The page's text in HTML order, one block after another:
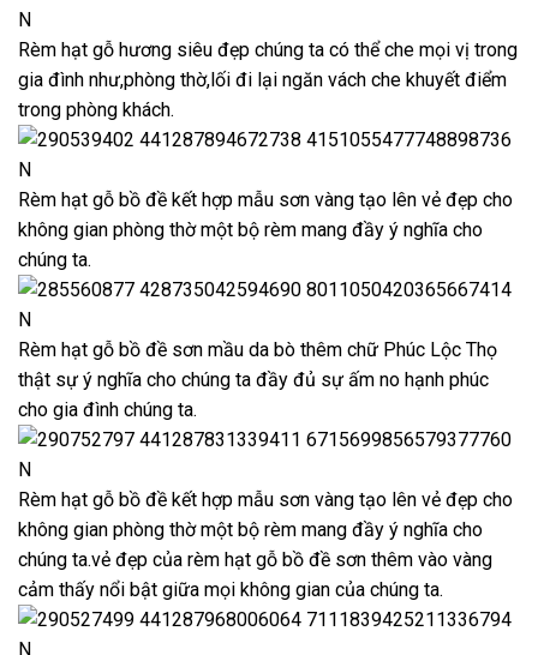
Rèm hạt gỗ hương siêu đẹp chúng ta có thể che mọi vị trong
gia đình như,phòng thờ,lối đi lại ngăn vách che khuyết điểm
trong phòng khách.
Rèm hạt gỗ bồ đề kết hợp mẫu sơn vàng tạo lên vẻ đẹp cho
không gian phòng thờ một bộ rèm mang đầy ý nghĩa cho
chúng ta.
Rèm hạt gỗ bồ đề sơn mầu da bò thêm chữ Phúc Lộc Thọ
thật sự ý nghĩa cho chúng ta đầy đủ sự ấm no hạnh phúc
cho gia đình chúng ta.
Rèm hạt gỗ bồ đề kết hợp mẫu sơn vàng tạo lên vẻ đẹp cho
không gian phòng thờ một bộ rèm mang đầy ý nghĩa cho
chúng ta.vẻ đẹp của rèm hạt gỗ bồ đề sơn thêm vào vàng
cảm thấy nổi bật giữa mọi không gian của chúng ta.